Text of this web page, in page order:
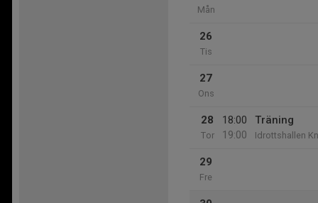
Mån
26
Tis
27
Ons
28
Tor
18:00
19:00
Träning
Idrottshallen
29
Fre